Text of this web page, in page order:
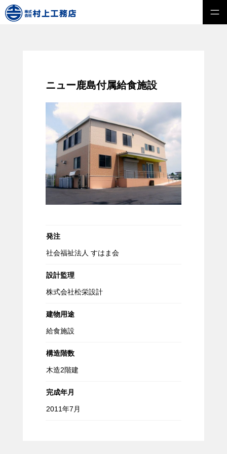
ニュー鹿島付属給食施設
発注
社会福祉法人 すはま会
設計監理
株式会社松栄設計
建物用途
給食施設
構造階数
木造2階建
完成年月
2011年7月